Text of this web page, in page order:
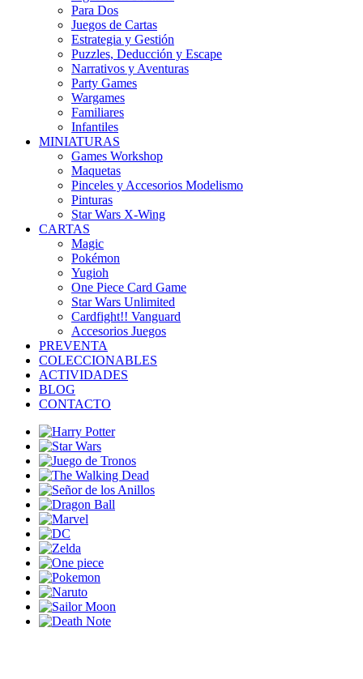
Para Dos
Juegos de Cartas
Estrategia y Gestión
Puzzles, Deducción y Escape
Narrativos y Aventuras
Party Games
Wargames
Familiares
Infantiles
MINIATURAS
Games Workshop
Maquetas
Pinceles y Accesorios Modelismo
Pinturas
Star Wars X-Wing
CARTAS
Magic
Pokémon
Yugioh
One Piece Card Game
Star Wars Unlimited
Cardfight!! Vanguard
Accesorios Juegos
PREVENTA
COLECCIONABLES
ACTIVIDADES
BLOG
CONTACTO